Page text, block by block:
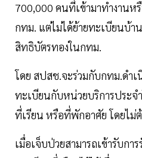
700,000 คนที่เข้ามาทำงานห
กทม. แต่ไม่ได้ย้ายทะเบียนบ้า
สิทธิบัตรทองในกทม.
โดย สปสช.จะร่วมกับกทม.ดำ
ทะเบียนกับหน่วยบริการประจ
ที่เรียน หรือที่พักอาศัย โดยไม่
เมื่อเจ็บป่วยสามารถเข้ารับก